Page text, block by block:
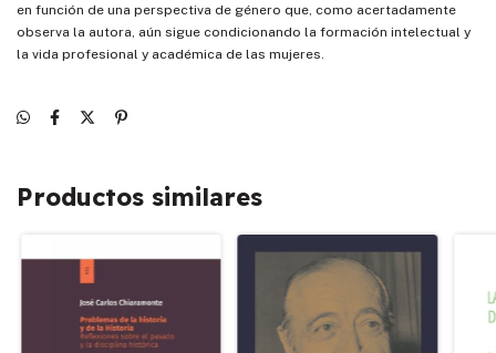
en función de una perspectiva de género que, como acertadamente
observa la autora, aún sigue condicionando la formación intelectual y
la vida profesional y académica de las mujeres.
Productos similares